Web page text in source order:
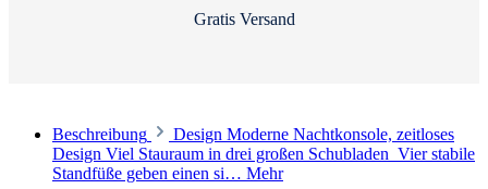
Gratis Versand
Beschreibung
Design Moderne Nachtkonsole, zeitloses
Design Viel Stauraum in drei großen Schubladen Vier stabile
Standfüße geben einen si… Mehr